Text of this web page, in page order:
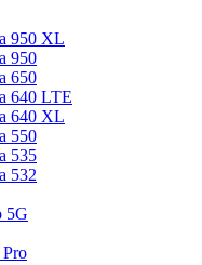
950 XL
950
650
640 LTE
640 XL
550
535
532
5G